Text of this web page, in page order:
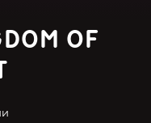
OF